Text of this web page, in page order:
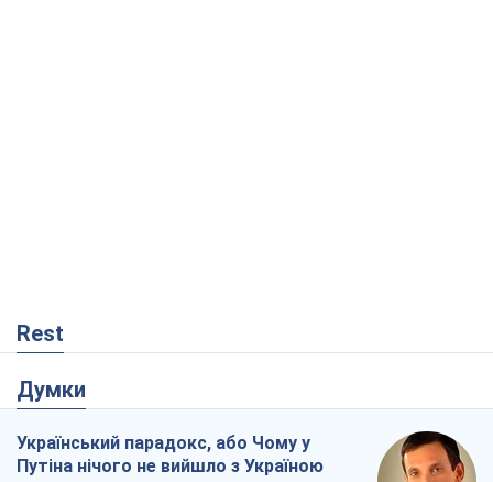
Rest
Думки
Український парадокс, або Чому у
Путіна нічого не вийшло з Україною